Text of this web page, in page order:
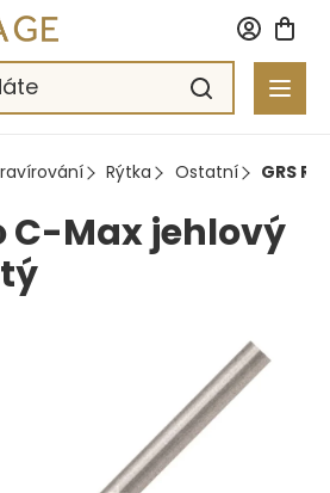
Rýtka Ostatní GRS
C-Max jehlový